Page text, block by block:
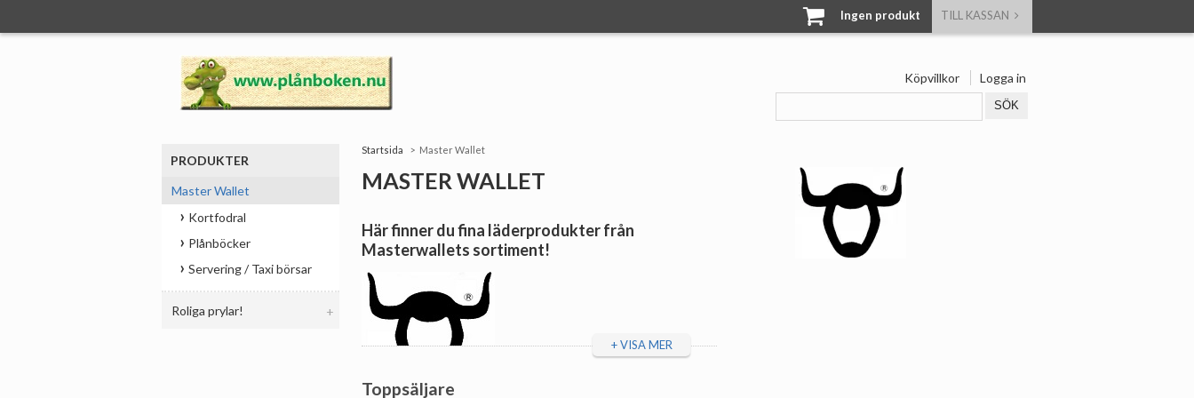
Ingen produkt TILL KASSAN
Köpvillkor
Logga in
PRODUKTER
Master Wallet
Kortfodral
Plånböcker
Servering / Taxi börsar
Roliga prylar!
Startsida Master Wallet
MASTER WALLET
Här finner du fina läderprodukter från
Masterwallets sortiment!
+ VISA MER
Toppsäljare